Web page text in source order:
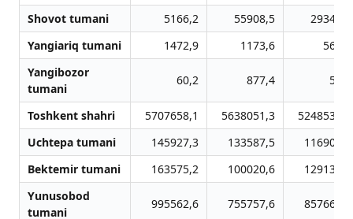
Shovot tumani
5166,2 55908,5
29349,5
Yangiariq tumani
1472,9 1173,6
569,1
Yangibozor
tumani
60,2 877,4 53,8
Toshkent shahri 5707658,1 5638051,3
5248539,2
Uchtepa tumani
145927,3 133587,5
116906,7
Bektemir tumani
163575,2 100020,6
129134,1
Yunusobod
tumani
995562,6 755757,6 857662,6